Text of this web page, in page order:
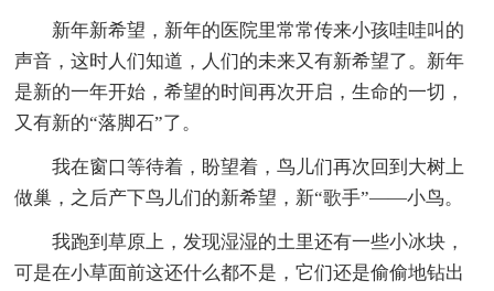
新年新希望，新年的医院里常常传来小孩哇哇叫的
声音，这时人们知道，人们的未来又有新希望了。新年
是新的一年开始，希望的时间再次开启，生命的一切，
又有新的“落脚石”了。
我在窗口等待着，盼望着，鸟儿们再次回到大树上
做巢，之后产下鸟儿们的新希望，新“歌手”——小鸟。
我跑到草原上，发现湿湿的土里还有一些小冰块，
可是在小草面前这还什么都不是，它们还是偷偷地钻出